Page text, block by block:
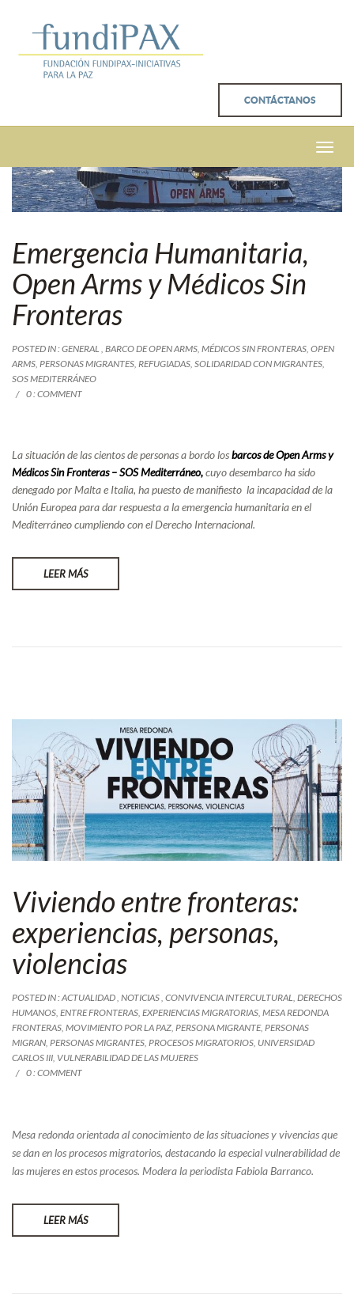
CONTÁCTANOS
Toggle
Emergencia Humanitaria,
Open Arms y Médicos Sin
Fronteras
POSTED IN :GENERAL , BARCO DE OPEN ARMS, MÉDICOS SIN FRONTERAS, OPEN
ARMS, PERSONAS MIGRANTES, REFUGIADAS, SOLIDARIDAD CON MIGRANTES,
SOS MEDITERRÁNEO
0 : COMMENT
La situación de las cientos de personas a bordo losbarcos de Open Arms y
Médicos Sin Fronteras – SOS Mediterráneo,cuyo desembarco ha sido
denegado por Malta e Italia, ha puesto de manifiesto la incapacidad de la
Unión Europea para dar respuesta a la emergencia humanitaria en el
Mediterráneo cumpliendo con el Derecho Internacional.
LEER MÁS
Viviendo entre fronteras:
experiencias, personas,
violencias
POSTED IN :ACTUALIDAD, NOTICIAS, CONVIVENCIA INTERCULTURAL, DERECHOS
HUMANOS, ENTRE FRONTERAS, EXPERIENCIAS MIGRATORIAS, MESA REDONDA
FRONTERAS, MOVIMIENTO POR LA PAZ, PERSONA MIGRANTE, PERSONAS
MIGRAN, PERSONAS MIGRANTES, PROCESOS MIGRATORIOS, UNIVERSIDAD
CARLOS III, VULNERABILIDAD DE LAS MUJERES
0 : COMMENT
Mesa redonda orientada al conocimiento de las situaciones y vivencias que
se dan en los procesos migratorios, destacando la especial vulnerabilidad de
las mujeres en estos procesos. Modera la periodista Fabiola Barranco.
LEER MÁS